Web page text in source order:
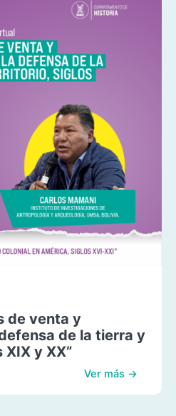
de venta y
de la tierra y
y XX”
Ver más →